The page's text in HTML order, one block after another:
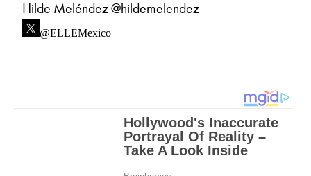
Hilde Meléndez @hildemelendez
@ELLEMexico